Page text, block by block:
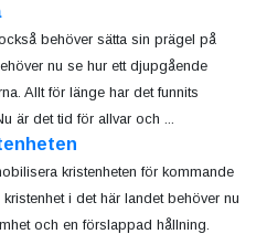
behöver sätta sin prägel på
nu se hur ett djupgående
Allt för länge har det funnits
är det tid för allvar och ...
kristenheten för kommande
i det här landet behöver nu
och en förslappad hållning.